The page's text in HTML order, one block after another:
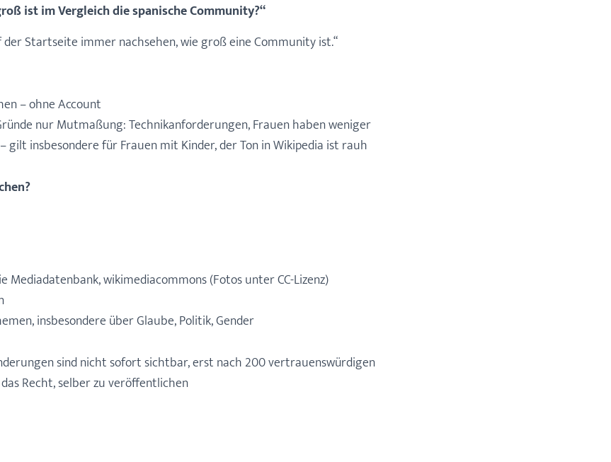
ist im Vergleich die spanische Community?“
der Startseite immer nachsehen, wie groß eine Community ist.“
– ohne Account
nur Mutmaßung: Technikanforderungen, Frauen haben weniger
gilt insbesondere für Frauen mit Kinder, der Ton in Wikipedia ist rauh
Mediadatenbank, wikimediacommons (Fotos unter CC-Lizenz)
insbesondere über Glaube, Politik, Gender
sind nicht sofort sichtbar, erst nach 200 vertrauenswürdigen
Recht, selber zu veröffentlichen